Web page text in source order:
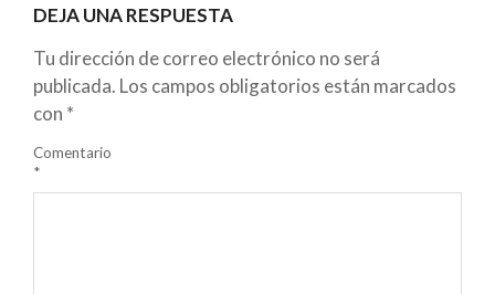
DEJA UNA RESPUESTA
Tu dirección de correo electrónico no será
publicada. Los campos obligatorios están marcados
con *
Comentario
*